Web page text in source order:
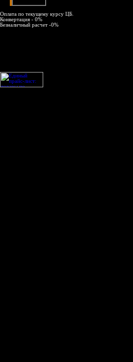
Оплата по текущему курсу ЦБ.
Конвертация - 0%
Безналичный расчет -0%